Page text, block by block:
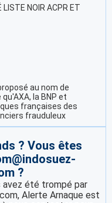
LISTE NOIR ACPR ET
au nom de
la BNP et
françaises des
frauduleux
? Vous êtes
?
avez été trompé par
Alerte Arnaque est